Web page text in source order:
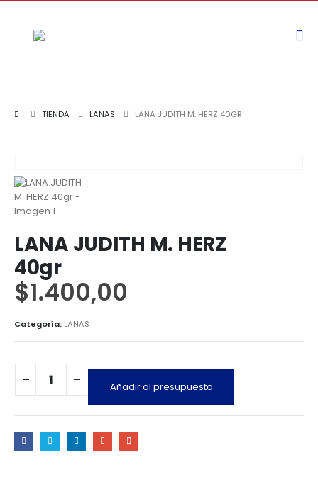
TIENDA LANAS LANA JUDITH M. HERZ 40GR
LANA JUDITH M. HERZ
40gr
$1.400,00
Categoría: LANAS
Añadir al presupuesto